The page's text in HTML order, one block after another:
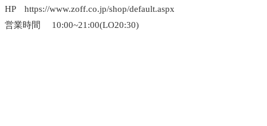
HP https://www.zoff.co.jp/shop/default.aspx
営業時間 10:00~21:00(LO20:30)